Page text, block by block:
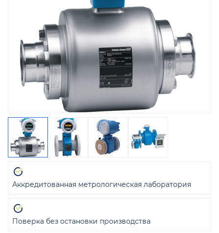
Аккредитованная метрологическая лаборатория
Поверка без остановки производства